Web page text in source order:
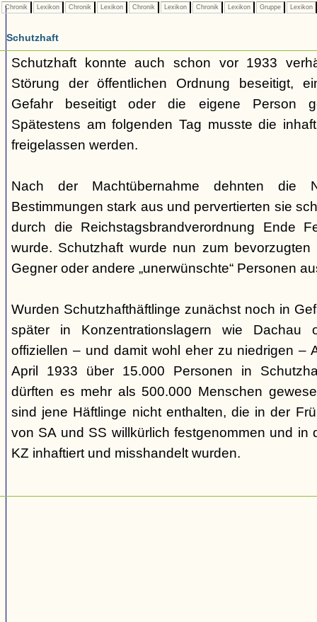
Chronik Lexikon Chronik Lexikon Chronik Lexikon Chronik Lexikon Gruppe Lexikon
Schutzhaft
Schutzhaft konnte auch schon vor 1933
Störung der öffentlichen Ordnung beseitigt,
Gefahr beseitigt oder die eigene Person
Spätestens am folgenden Tag musste die
freigelassen werden.
Nach der Machtübernahme dehnten die
Bestimmungen stark aus und pervertierten sie
durch die Reichstagsbrandverordnung Ende
wurde. Schutzhaft wurde nun zum bevorzugten
Gegner oder andere „unerwünschte“ Personen
Wurden Schutzhafthäftlinge zunächst noch in
später in Konzentrationslagern wie Dachau
offiziellen – und damit wohl eher zu niedrigen –
April 1933 über 15.000 Personen in
dürften es mehr als 500.000 Menschen
sind jene Häftlinge nicht enthalten, die in der
von SA und SS willkürlich festgenommen und in
KZ inhaftiert und misshandelt wurden.